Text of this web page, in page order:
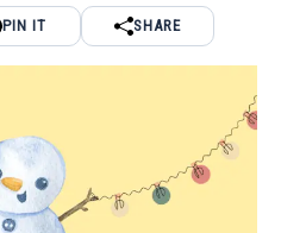
PIN IT SHARE